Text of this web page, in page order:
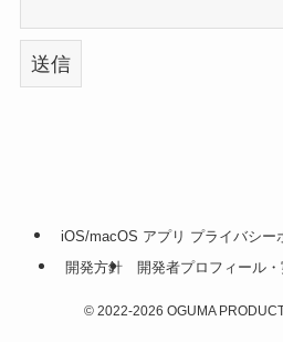
iOS/macOS アプリ プライバシー
開発方針
開発者プロフィール
© 2022-2026 OGUMA